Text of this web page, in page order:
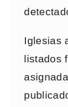
Iglesias
listados